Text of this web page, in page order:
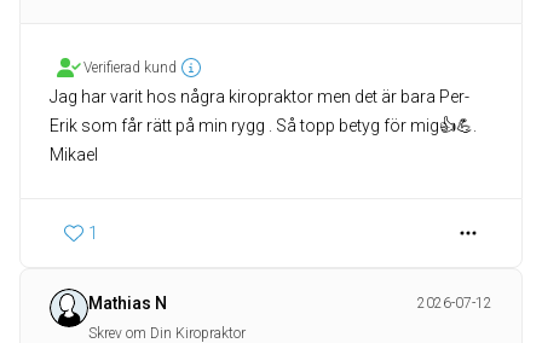
Verifierad kund
Jag har varit hos några kiropraktor men det är bara Per-
Erik som får rätt på min rygg . Så topp betyg för mig👍💪.
Mikael
1
Mathias N
2026-07-12
Skrev om Din Kiropraktor